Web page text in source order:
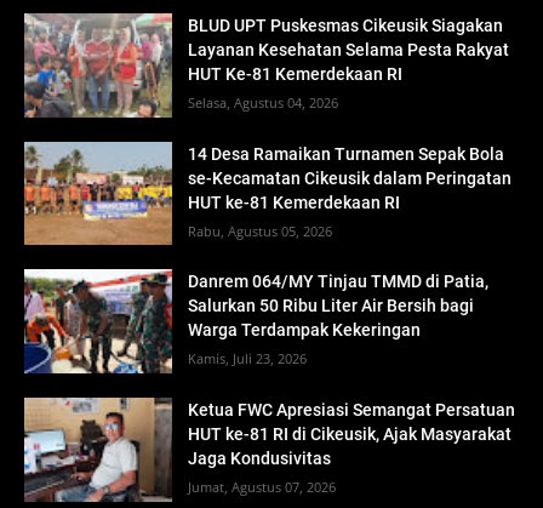
BLUD UPT Puskesmas Cikeusik Siagakan
Layanan Kesehatan Selama Pesta Rakyat
HUT Ke-81 Kemerdekaan RI
Selasa, Agustus 04, 2026
14 Desa Ramaikan Turnamen Sepak Bola
se-Kecamatan Cikeusik dalam Peringatan
HUT ke-81 Kemerdekaan RI
Rabu, Agustus 05, 2026
Danrem 064/MY Tinjau TMMD di Patia,
Salurkan 50 Ribu Liter Air Bersih bagi
Warga Terdampak Kekeringan
Kamis, Juli 23, 2026
Ketua FWC Apresiasi Semangat Persatuan
HUT ke-81 RI di Cikeusik, Ajak Masyarakat
Jaga Kondusivitas
Jumat, Agustus 07, 2026